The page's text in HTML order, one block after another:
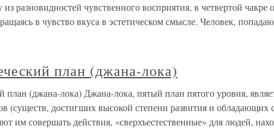
разновидностей чувственного восприятия, в четвертой чакре
в чувство вкуса в эстетическом смысле. Человек,
план (джана-лока)
план (джана-лока) Джана-лока, пятый план пятого уровня,
(существ, достигших высокой степени развития и обладающих
им совершать действия, «сверхъестественные» для людей,